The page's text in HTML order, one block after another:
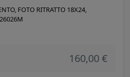
FOTO RITRATTO 18X24,
160,00 €